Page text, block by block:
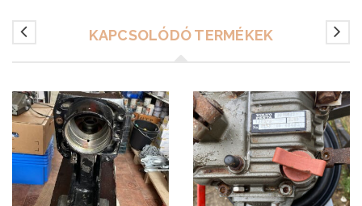
KAPCSOLÓDÓ TERMÉKEK